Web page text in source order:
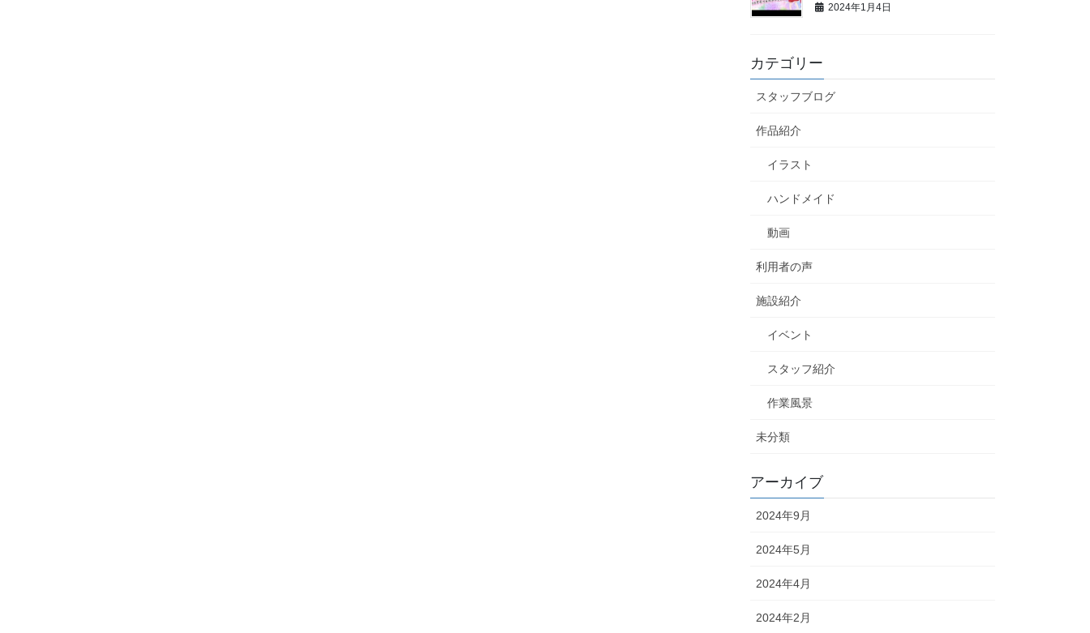
2024年1月4日
カテゴリー
スタッフブログ
作品紹介
イラスト
ハンドメイド
動画
利用者の声
施設紹介
イベント
スタッフ紹介
作業風景
未分類
アーカイブ
2024年9月
2024年5月
2024年4月
2024年2月